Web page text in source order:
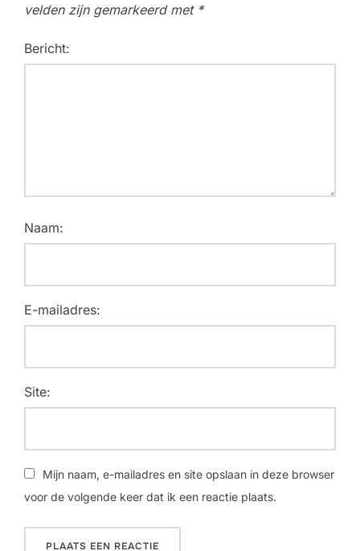
velden zijn gemarkeerd met *
Bericht:
Naam:
E-mailadres:
Site:
Mijn naam, e-mailadres en site opslaan in deze browser
voor de volgende keer dat ik een reactie plaats.